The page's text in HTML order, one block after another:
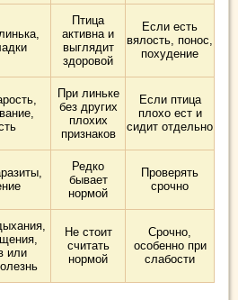
Птица
активна и
выглядит
здоровой
Если есть
вялость, понос,
похудение
При линьке
без других
плохих
признаков
Если птица
плохо ест и
сидит отдельно
Редко
бывает
нормой
Проверять
срочно
или
Не стоит
считать
нормой
Срочно,
особенно при
слабости